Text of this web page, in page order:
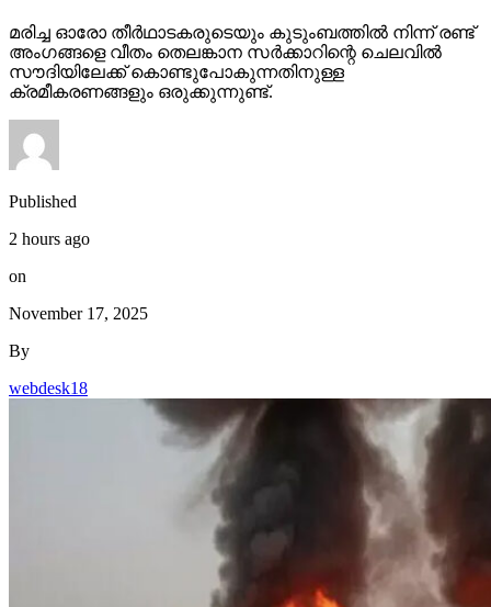
മരിച്ച ഓരോ തീര്‍ഥാടകരുടെയും കുടുംബത്തില്‍ നിന്ന് രണ്ട്
അംഗങ്ങളെ വീതം തെലങ്കാന സര്‍ക്കാറിന്റെ ചെലവില്‍
സൗദിയിലേക്ക് കൊണ്ടുപോകുന്നതിനുള്ള
ക്രമീകരണങ്ങളും ഒരുക്കുന്നുണ്ട്.
Published
2 hours ago
on
November 17, 2025
By
webdesk18